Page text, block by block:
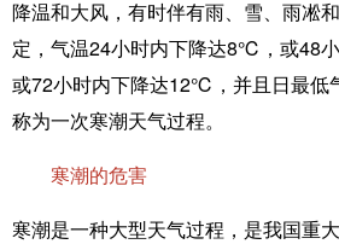
降温和大风，有时伴有雨、雪、雨凇
定，气温24小时内下降达8℃，或48
或72小时内下降达12℃，并且日最
称为一次寒潮天气过程。
寒潮的危害
寒潮是一种大型天气过程，是我国重